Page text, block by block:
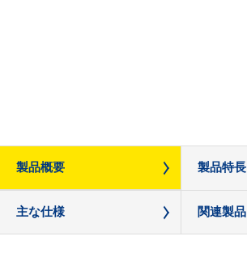
製品概要 製品特長
主な仕様 関連製品